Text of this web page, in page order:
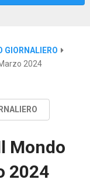
2024
Mondo
2024